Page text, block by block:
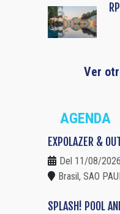
Ver
AGENDA
EXPOLAZER &
Del 11/08/
Brasil, SAO
SPLASH! POOL